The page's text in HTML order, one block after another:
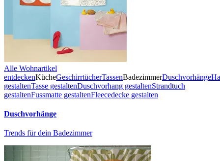
Alle Wohnartikel
entdeckenKücheGeschirrtücherTassenBadezimmerDuschvorhänge
gestaltenTasse gestaltenDuschvorhang gestaltenStrandtuch
gestaltenFussmatte gestaltenFleecedecke gestalten
Duschvorhänge
Trends für dein Badezimmer